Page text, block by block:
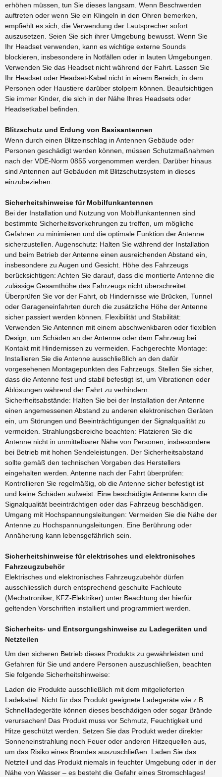
erhöhen müssen, tun Sie dieses langsam. Wenn Beschwerden
auftreten oder wenn Sie ein Klingeln in den Ohren bemerken,
empfiehlt es sich, die Verwendung der Lautsprecher sofort
auszusetzen. Seien Sie sich ihrer Umgebung bewusst. Wenn Sie
Ihr Headset verwenden, kann es wichtige externe Sounds
blockieren, insbesondere in Notfällen oder in lauten Umgebungen.
Verwenden Sie das Headset nicht während der Fahrt. Lassen Sie
Ihr Headset oder Headset-Kabel nicht in einem Bereich, in dem
Personen oder Haustiere darüber stolpern können. Beaufsichtigen
Sie immer Kinder, die sich in der Nähe Ihres Headsets oder
Headsetkabel befinden.
Blitzschutz und Erdung von Basisantennen
Wenn durch einen Blitzeinschlag in Antennen Gebäude oder
Personen geschädigt werden können, müssen Schutzmaßnahmen
nach der VDE-Norm 0855 vorgenommen werden. Darüber hinaus
sind Antennen auf Gebäuden mit Blitzschutzsystem in dieses
einzubeziehen.
Sicherheitshinweise für Mobilfunkantennen
Bei der Installation und Nutzung von Mobilfunkantennen sind
bestimmte Sicherheitsvorkehrungen zu treffen, um mögliche
Gefahren zu minimieren und die optimale Funktion der Antenne
sicherzustellen. Augenschutz: Halten Sie während der Installation
und beim Betrieb der Antenne einen ausreichenden Abstand ein,
insbesondere zu Augen und Gesicht. Höhe des Fahrzeugs
berücksichtigen: Achten Sie darauf, dass die montierte Antenne die
zulässige Gesamthöhe des Fahrzeugs nicht überschreitet.
Überprüfen Sie vor der Fahrt, ob Hindernisse wie Brücken, Tunnel
oder Garageneinfahrten durch die zusätzliche Höhe der Antenne
sicher passiert werden können. Flexibilität und Stabilität:
Verwenden Sie Antennen mit einem abschwenkbaren oder flexiblen
Design, um Schäden an der Antenne oder dem Fahrzeug bei
Kontakt mit Hindernissen zu vermeiden. Fachgerechte Montage:
Installieren Sie die Antenne ausschließlich an den dafür
vorgesehenen Montagepunkten des Fahrzeugs. Stellen Sie sicher,
dass die Antenne fest und stabil befestigt ist, um Vibrationen oder
Ablösungen während der Fahrt zu verhindern.
Sicherheitsabstände: Halten Sie bei der Installation der Antenne
einen angemessenen Abstand zu anderen elektronischen Geräten
ein, um Störungen und Beeinträchtigungen der Signalqualität zu
vermeiden. Strahlungsbereiche beachten: Platzieren Sie die
Antenne nicht in unmittelbarer Nähe von Personen, insbesondere
bei Betrieb mit hohen Sendeleistungen. Der Sicherheitsabstand
sollte gemäß den technischen Vorgaben des Herstellers
eingehalten werden. Antenne nach der Fahrt überprüfen:
Kontrollieren Sie regelmäßig, ob die Antenne sicher befestigt ist
und keine Schäden aufweist. Eine beschädigte Antenne kann die
Signalqualität beeinträchtigen oder das Fahrzeug beschädigen.
Umgang mit Hochspannungsleitungen: Vermeiden Sie die Nähe der
Antenne zu Hochspannungsleitungen. Eine Berührung oder
Annäherung kann lebensgefährlich sein.
Sicherheitshinweise für elektrisches und elektronisches
Fahrzeugzubehör
Elektrisches und elektronisches Fahrzeugzubehör dürfen
ausschliesslich durch entsprechend geschulte Fachleute
(Mechatroniker, KFZ-Elektriker) unter Beachtung der hierfür
geltenden Vorschriften installiert und programmiert werden.
Sicherheits- und Entsorgungshinweise zu Ladegeräten und
Netzteilen
Um den sicheren Betrieb dieses Produkts zu gewährleisten und
Gefahren für Sie und andere Personen auszuschließen, beachten
Sie folgende Sicherheitshinweise:
Laden die Produkte ausschließlich mit dem mitgelieferten
Ladekabel. Nicht für das Produkt geeignete Ladegeräte wie z.B.
Schnellladegeräte können dieses beschädigen oder sogar Brände
verursachen! Das Produkt muss vor Schmutz, Feuchtigkeit und
Hitze geschützt werden. Setzen Sie das Produkt weder direkter
Sonneneinstrahlung noch Feuer oder anderen Hitzequellen aus,
um das Risiko eines Brandes auszuschließen. Laden Sie das
Netzteil und das Produkt niemals in feuchter Umgebung oder in der
Nähe von Wasser – es besteht die Gefahr eines Stromschlages!